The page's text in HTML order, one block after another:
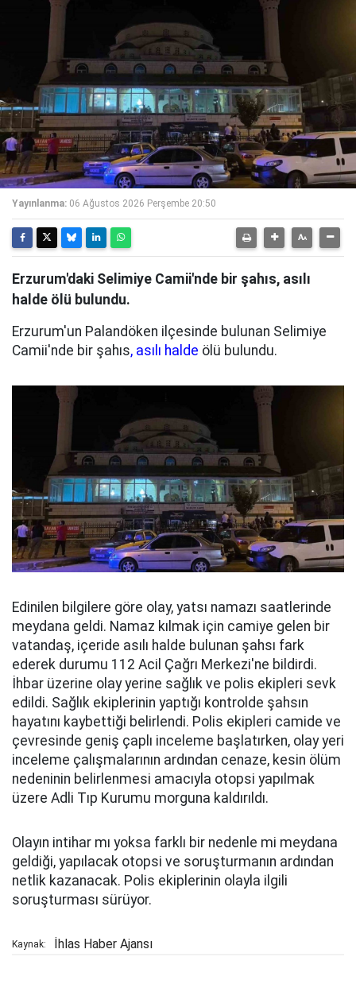
Yayınlanma: 06 Ağustos 2026 Perşembe 20:50
Erzurum'daki Selimiye Camii'nde bir şahıs, asılı
halde ölü bulundu.
Erzurum'un Palandöken ilçesinde bulunan Selimiye
Camii'nde bir şahıs, asılı halde ölü bulundu.
Edinilen bilgilere göre olay, yatsı namazı saatlerinde
meydana geldi. Namaz kılmak için camiye gelen bir
vatandaş, içeride asılı halde bulunan şahsı fark
ederek durumu 112 Acil Çağrı Merkezi'ne bildirdi.
İhbar üzerine olay yerine sağlık ve polis ekipleri sevk
edildi. Sağlık ekiplerinin yaptığı kontrolde şahsın
hayatını kaybettiği belirlendi. Polis ekipleri camide ve
çevresinde geniş çaplı inceleme başlatırken, olay yeri
inceleme çalışmalarının ardından cenaze, kesin ölüm
nedeninin belirlenmesi amacıyla otopsi yapılmak
üzere Adli Tıp Kurumu morguna kaldırıldı.
Olayın intihar mı yoksa farklı bir nedenle mi meydana
geldiği, yapılacak otopsi ve soruşturmanın ardından
netlik kazanacak. Polis ekiplerinin olayla ilgili
soruşturması sürüyor.
Kaynak: İhlas Haber Ajansı